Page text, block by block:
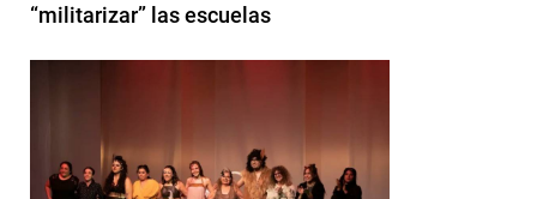
“militarizar” las escuelas